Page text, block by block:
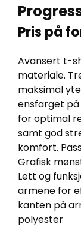
Pris på
Avansert t-
materiale.
maksimal
ensfarget på
for optimal
samt god
komfort.
Grafisk
Lett og
armene for
kanten på
polyester